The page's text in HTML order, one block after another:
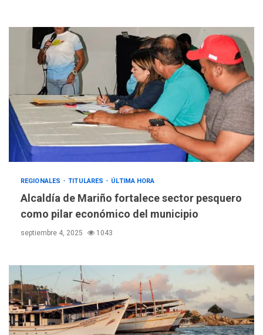
REGIONALES TITULARES ÚLTIMA HORA
Alcaldía de Mariño fortalece sector pesquero
como pilar económico del municipio
septiembre 4, 2025 1043